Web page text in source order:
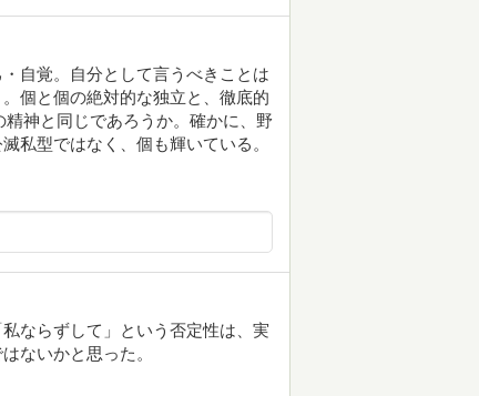
自覚。自分として言うべきことは
個と個の絶対的な独立と、徹底的
精神と同じであろうか。確かに、野
私型ではなく、個も輝いている。
ならずして」という否定性は、実
ないかと思った。